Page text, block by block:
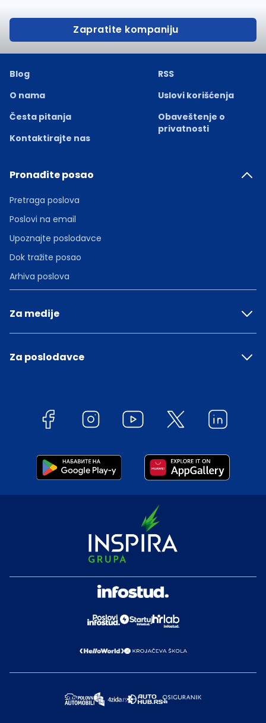
Zapratite kompaniju
Blog
O nama
Česta pitanja
Kontaktirajte nas
RSS
Uslovi korišćenja
Obaveštenje o
privatnosti
Pronađite posao
Pretraga poslova
Poslovi na email
Upoznajte poslodavce
Dok tražite posao
Arhiva poslova
Za medije
Za poslodavce